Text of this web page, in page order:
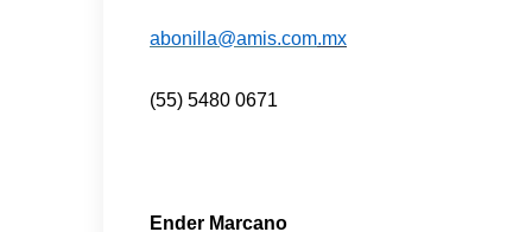
abonilla@amis.com.mx
(55) 5480 0671
Ender Marcano